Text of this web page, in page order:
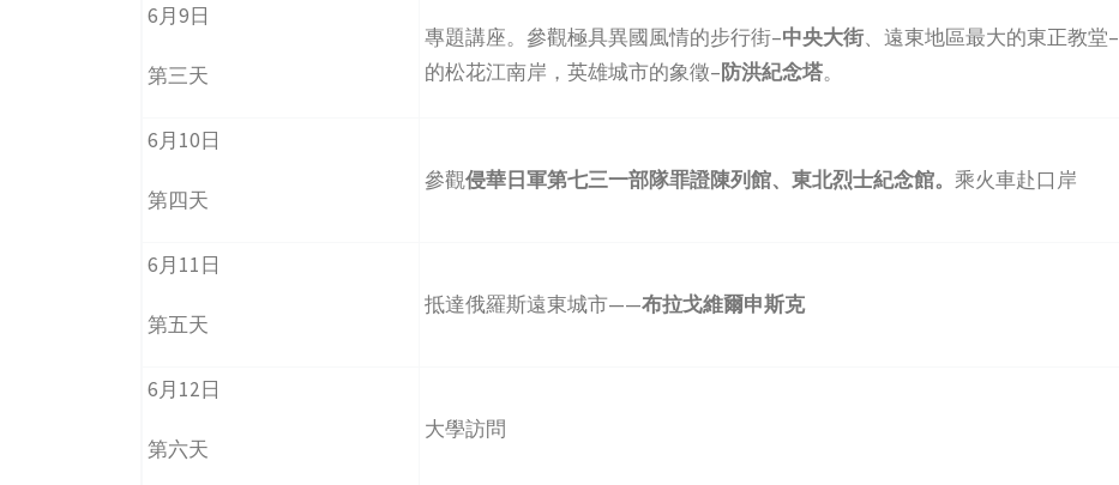
6月9日
第三天
專題講座。參觀極具異國風情的步行街–中央大街、遠東地區最大的東正教堂–
的松花江南岸，英雄城市的象徵–防洪紀念塔。
6月10日
第四天
參觀侵華日軍第七三一部隊罪證陳列館、東北烈士紀念館。 乘火車赴口岸
6月11日
第五天
抵達俄羅斯遠東城市——布拉戈維爾申斯克
6月12日
第六天
大學訪問